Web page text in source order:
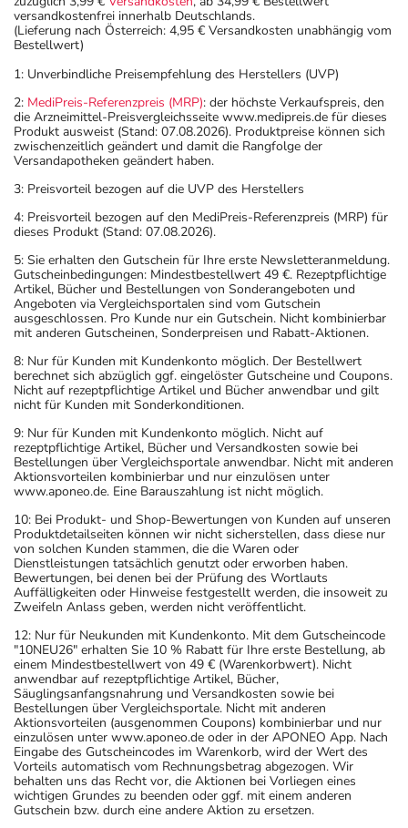
versandkostenfrei innerhalb Deutschlands.
(Lieferung nach Österreich: 4,95 € Versandkosten unabhängig vom
Bestellwert)
1: Unverbindliche Preisempfehlung des Herstellers (UVP)
2: MediPreis-Referenzpreis (MRP): der höchste Verkaufspreis, den
die Arzneimittel-Preisvergleichsseite www.medipreis.de für dieses
Produkt ausweist (Stand: 07.08.2026). Produktpreise können sich
zwischenzeitlich geändert und damit die Rangfolge der
Versandapotheken geändert haben.
3: Preisvorteil bezogen auf die UVP des Herstellers
4: Preisvorteil bezogen auf den MediPreis-Referenzpreis (MRP) für
dieses Produkt (Stand: 07.08.2026).
5: Sie erhalten den Gutschein für Ihre erste Newsletteranmeldung.
Gutscheinbedingungen: Mindestbestellwert 49 €. Rezeptpflichtige
Artikel, Bücher und Bestellungen von Sonderangeboten und
Angeboten via Vergleichsportalen sind vom Gutschein
ausgeschlossen. Pro Kunde nur ein Gutschein. Nicht kombinierbar
mit anderen Gutscheinen, Sonderpreisen und Rabatt-Aktionen.
8: Nur für Kunden mit Kundenkonto möglich. Der Bestellwert
berechnet sich abzüglich ggf. eingelöster Gutscheine und Coupons.
Nicht auf rezeptpflichtige Artikel und Bücher anwendbar und gilt
nicht für Kunden mit Sonderkonditionen.
9: Nur für Kunden mit Kundenkonto möglich. Nicht auf
rezeptpflichtige Artikel, Bücher und Versandkosten sowie bei
Bestellungen über Vergleichsportale anwendbar. Nicht mit anderen
Aktionsvorteilen kombinierbar und nur einzulösen unter
www.aponeo.de. Eine Barauszahlung ist nicht möglich.
10: Bei Produkt- und Shop-Bewertungen von Kunden auf unseren
Produktdetailseiten können wir nicht sicherstellen, dass diese nur
von solchen Kunden stammen, die die Waren oder
Dienstleistungen tatsächlich genutzt oder erworben haben.
Bewertungen, bei denen bei der Prüfung des Wortlauts
Auffälligkeiten oder Hinweise festgestellt werden, die insoweit zu
Zweifeln Anlass geben, werden nicht veröffentlicht.
12: Nur für Neukunden mit Kundenkonto. Mit dem Gutscheincode
"10NEU26" erhalten Sie 10 % Rabatt für Ihre erste Bestellung, ab
einem Mindestbestellwert von 49 € (Warenkorbwert). Nicht
anwendbar auf rezeptpflichtige Artikel, Bücher,
Säuglingsanfangsnahrung und Versandkosten sowie bei
Bestellungen über Vergleichsportale. Nicht mit anderen
Aktionsvorteilen (ausgenommen Coupons) kombinierbar und nur
einzulösen unter www.aponeo.de oder in der APONEO App. Nach
Eingabe des Gutscheincodes im Warenkorb, wird der Wert des
Vorteils automatisch vom Rechnungsbetrag abgezogen. Wir
behalten uns das Recht vor, die Aktionen bei Vorliegen eines
wichtigen Grundes zu beenden oder ggf. mit einem anderen
Gutschein bzw. durch eine andere Aktion zu ersetzen.